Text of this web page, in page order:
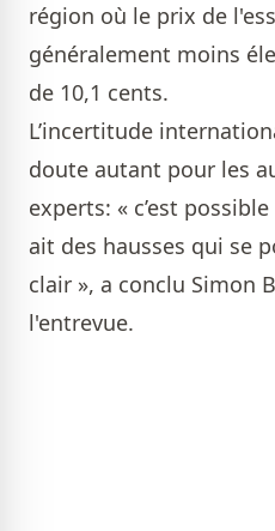
région où le prix de
généralement moins
de 10,1 cents.
L’incertitude
doute autant pour les
experts: « c’est
ait des hausses qui se
clair », a conclu Simon
l'entrevue.